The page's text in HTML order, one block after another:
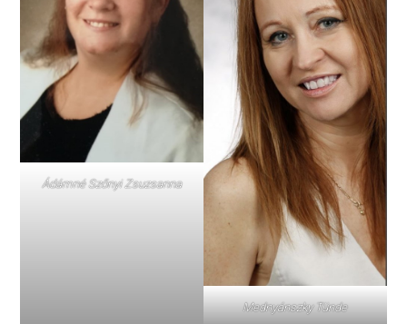
Ádámné Szőnyi Zsuzsanna
Mednyánszky Tünde